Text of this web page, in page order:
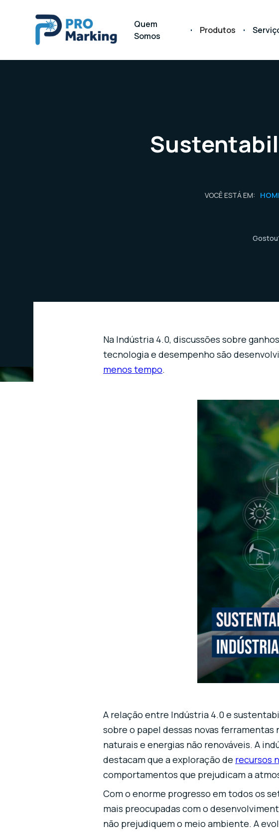
Quem
Somos
Produtos
VOCÊ ESTÁ EM:
Na Indústria 4.0, discussões sobre
tecnologia e desempenho são
menos tempo.
A relação entre Indústria 4.0 e
sobre o papel dessas novas
naturais e energias não renováveis. A
destacam que a exploração de recursos
comportamentos que prejudicam a
Com o enorme progresso em todos os
mais preocupadas com o
não prejudiquem o meio ambiente. A